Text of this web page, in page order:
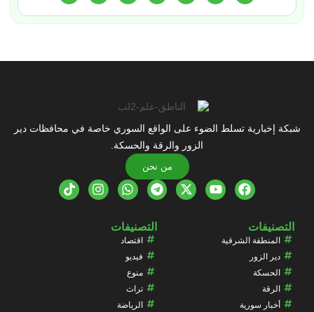
شبكة إخبارية تسلط الضوء على الواقع السوري خاصة في محافظات دير
الزور والرقة والحسكة.
من نحن
التصنيفات
المنطقة الشرقية
دير الزور
الحسكة
الرقة
أخبار سورية
التصنيفات
اقتصاد
فيديو
منوع
تراث
الرياضة